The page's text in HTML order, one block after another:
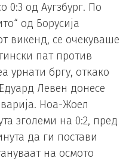
0:3 од Аугзбург. По
од Борусија
викенд, се очекуваше
пат против
урнати бргу, откако
Левен донесе
Ноа-Жоел
зголеми на 0:2, пред
да ги постави
на осмото